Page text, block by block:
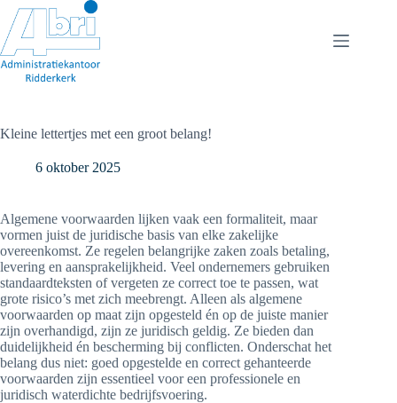
naar
de
inhoud
Kleine lettertjes met een groot belang!
6 oktober 2025
Algemene voorwaarden lijken vaak een formaliteit, maar
vormen juist de juridische basis van elke zakelijke
overeenkomst. Ze regelen belangrijke zaken zoals betaling,
levering en aansprakelijkheid. Veel ondernemers gebruiken
standaardteksten of vergeten ze correct toe te passen, wat
grote risico’s met zich meebrengt. Alleen als algemene
voorwaarden op maat zijn opgesteld én op de juiste manier
zijn overhandigd, zijn ze juridisch geldig. Ze bieden dan
duidelijkheid én bescherming bij conflicten. Onderschat het
belang dus niet: goed opgestelde en correct gehanteerde
voorwaarden zijn essentieel voor een professionele en
juridisch waterdichte bedrijfsvoering.